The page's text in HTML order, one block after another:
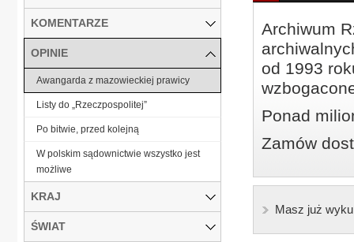
Archiwum
od 1993
Ponad
Zamów
Masz już
KOMENTARZE
OPINIE
Awangarda z mazowieckiej prawicy
Listy do „Rzeczpospolitej”
Po bitwie, przed kolejną
W polskim sądownictwie wszystko jest
możliwe
KRAJ
ŚWIAT